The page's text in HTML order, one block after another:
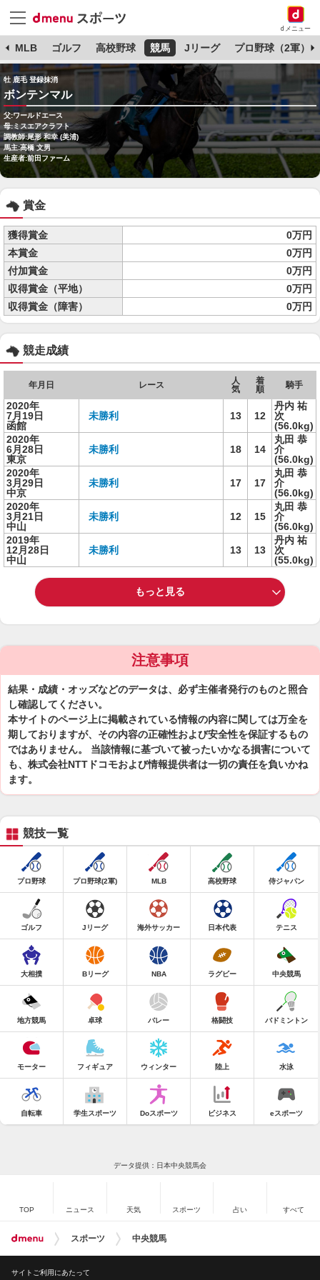
dメニュー
MLB ゴルフ 高校野球 競馬 Jリーグ プロ野球（2軍）
牡 鹿毛 登録抹消
ボンテンマル
父:ワールドエース
母:ミスエアクラフト
調教師:尾形 和幸 (美浦)
馬主:高橋 文男
生産者:前田ファーム
賞金
獲得賞金
0万円
本賞金
0万円
付加賞金
0万円
収得賞金（平地）
0万円
収得賞金（障害）
0万円
競走成績
年月日 レース
人
気
着
順
騎手
2020年
7月19日
函館
未勝利 13 12
丹内 祐
次
(56.0kg)
2020年
6月28日
東京
未勝利 18 14
丸田 恭
介
(56.0kg)
2020年
3月29日
中京
未勝利 17 17
丸田 恭
介
(56.0kg)
2020年
3月21日
中山
未勝利 12 15
丸田 恭
介
(56.0kg)
2019年
12月28日
中山
未勝利 13 13
丹内 祐
次
(55.0kg)
もっと見る
注意事項
結果・成績・オッズなどのデータは、必ず主催者発行のものと照合
し確認してください。
本サイトのページ上に掲載されている情報の内容に関しては万全を
期しておりますが、その内容の正確性および安全性を保証するもの
ではありません。 当該情報に基づいて被ったいかなる損害について
も、株式会社NTTドコモおよび情報提供者は一切の責任を負いかね
ます。
競技一覧
プロ野球 プロ野球(2軍) MLB 高校野球 侍ジャパン
ゴルフ Jリーグ 海外サッカー 日本代表 テニス
大相撲 Bリーグ NBA ラグビー 中央競馬
地方競馬 卓球 バレー 格闘技 バドミントン
モーター フィギュア ウィンター 陸上 水泳
自転車 学生スポーツ Doスポーツ ビジネス eスポーツ
データ提供：日本中央競馬会
TOP ニュース 天気 スポーツ 占い すべて
スポーツ 中央競馬
サイトご利用にあたって